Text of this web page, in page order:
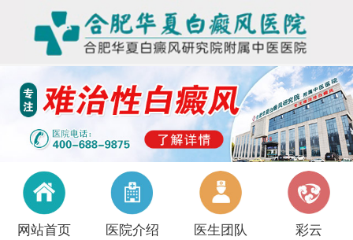
网站首页 医院介绍 医生团队 彩云